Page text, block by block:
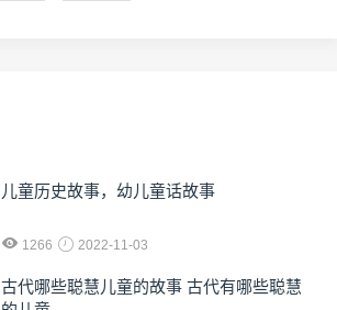
儿童历史故事，幼儿童话故事
1266 2022-11-03
古代哪些聪慧儿童的故事 古代有哪些聪慧